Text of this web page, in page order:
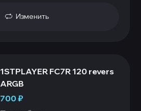
Изменить
1STPLAYER FC7R 120 revers
ARGB
700₽